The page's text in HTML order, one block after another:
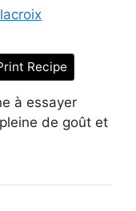
Recipe
à essayer
de goût et